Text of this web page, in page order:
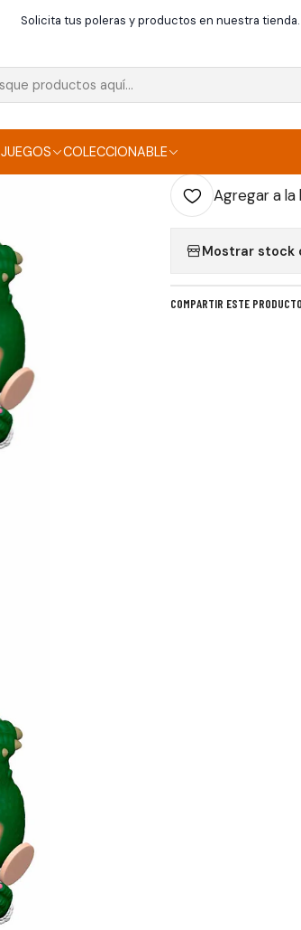
JUEGOS COLECCIONABLE
Solicita tus poleras y productos en nuestra tienda.
Inicio Funko DINOSAURS - POP - Charlene
DINOSAURS
Cantidad
Agregar a
Mostrar stock
COMPARTIR ESTE PRODUCTO